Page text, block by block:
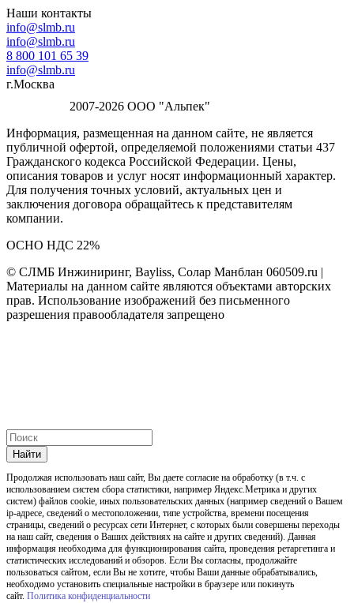
Наши контакты
info@slmb.ru
info@slmb.ru
8 800 101 65 39
info@slmb.ru
г.Москва
2007-2026 ООО "Альпек"
Информация, размещенная на данном сайте, не является
публичной офертой, определяемой положениями статьи 437
Гражданского кодекса Российской Федерации. Цены,
описания товаров и услуг носят информационный характер.
Для получения точных условий, актуальных цен и
заключения договора обращайтесь к представителям
компании.
ОСНО НДС 22%
© СЛМБ Инжиниринг, Bayliss, Солар Манблан 060509.ru |
Материалы на данном сайте являются объектами авторских
прав. Использование изображений без письменного
разрешения правообладателя запрещено
Найти
Продолжая использовать наш cайт, Вы даете согласие на обработку (в т.ч. с
использованием систем сбора статистики, например Яндекс.Метрика и других
систем) файлов cookie, иных пользовательских данных (например сведений о Вашем
ip-адресе, сведений о местоположении, типе устройства, времени посещения
страницы, сведений о ресурсах сети Интернет, с которых были совершены переходы
на наш сайт, сведения о Ваших действиях на сайте и других сведений). Данная
информация необходима для функционирования сайта, проведения ретаргетинга и
статистических исследований и обзоров. Если Вы согласны, продолжайте
пользоваться сайтом, если Вы не хотите, чтобы Ваши данные обрабатывались,
необходимо установить специальные настройки в браузере или покинуть
сайт. Политика конфиденциальности